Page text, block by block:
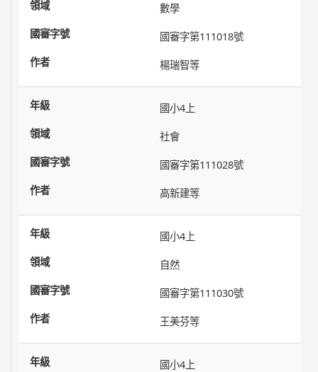
數學
國審字第111018號
楊瑞智等
國小4上
社會
國審字第111028號
高新建等
國小4上
自然
國審字第111030號
王美芬等
國小4上